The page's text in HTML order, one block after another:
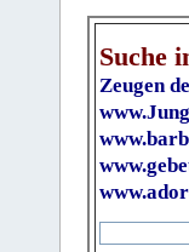
Suche
Zeugen